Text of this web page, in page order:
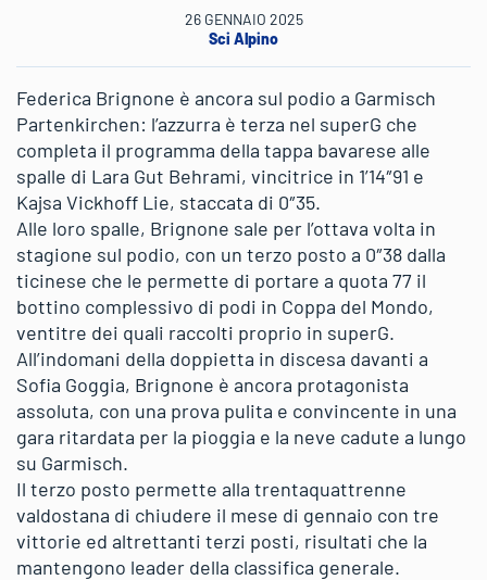
26 GENNAIO 2025
Sci Alpino
Federica Brignone è ancora sul podio a Garmisch
Partenkirchen: l’azzurra è terza nel superG che
completa il programma della tappa bavarese alle
spalle di Lara Gut Behrami, vincitrice in 1’14″91 e
Kajsa Vickhoff Lie, staccata di 0″35.
Alle loro spalle, Brignone sale per l’ottava volta in
stagione sul podio, con un terzo posto a 0″38 dalla
ticinese che le permette di portare a quota 77 il
bottino complessivo di podi in Coppa del Mondo,
ventitre dei quali raccolti proprio in superG.
All’indomani della doppietta in discesa davanti a
Sofia Goggia, Brignone è ancora protagonista
assoluta, con una prova pulita e convincente in una
gara ritardata per la pioggia e la neve cadute a lungo
su Garmisch.
Il terzo posto permette alla trentaquattrenne
valdostana di chiudere il mese di gennaio con tre
vittorie ed altrettanti terzi posti, risultati che la
mantengono leader della classifica generale.